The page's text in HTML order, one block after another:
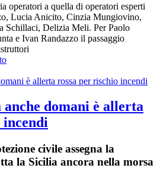
operatori a quella di operatori esperti
Lucia Anicito, Cinzia Mungiovino,
Schillaci, Delizia Meli. Per Paolo
e Ivan Randazzo il passaggio
domani è allerta
incendi
civile assegna la
la Sicilia ancora nella morsa